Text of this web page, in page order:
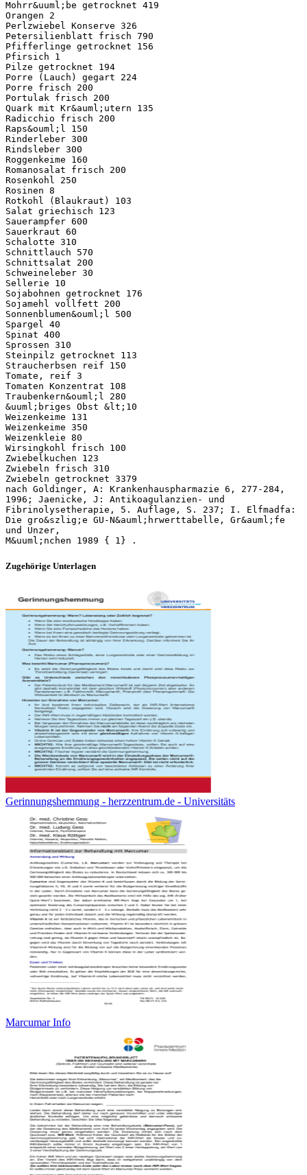
Mohrr&uuml;be getrocknet 419
Orangen 2
Perlzwiebel Konserve 326
Petersilienblatt frisch 790
Pfifferlinge getrocknet 156
Pfirsich 1
Pilze getrocknet 194
Porre (Lauch) gegart 224
Porre frisch 200
Portulak frisch 200
Quark mit Kr&auml;utern 135
Radicchio frisch 200
Raps&ouml;l 150
Rinderleber 300
Rindsleber 300
Roggenkeime 160
Romanosalat frisch 200
Rosenkohl 250
Rosinen 8
Rotkohl (Blaukraut) 103
Salat griechisch 123
Sauerampfer 600
Sauerkraut 60
Schalotte 310
Schnittlauch 570
Schnittsalat 200
Schweineleber 30
Sellerie 10
Sojabohnen getrocknet 176
Sojamehl vollfett 200
Sonnenblumen&ouml;l 500
Spargel 40
Spinat 400
Sprossen 310
Steinpilz getrocknet 113
Straucherbsen reif 150
Tomate, reif 3
Tomaten Konzentrat 108
Traubenkern&ouml;l 280
&uuml;briges Obst &lt;10
Weizenkeime 131
Weizenkeime 350
Weizenkleie 80
Wirsingkohl frisch 100
Zwiebelkuchen 123
Zwiebeln frisch 310
Zwiebeln getrocknet 3379
nach Goldinger, A: Krankenhauspharmazie 6, 277-284,
1996; Jaenicke, J: Antikoagulanzien- und
Fibrinolysetherapie, 5. Auflage, S. 237; I. Elfmadfa:
Die gro&szlig;e GU-N&auml;hrwerttabelle, Gr&auml;fe
und Unzer,
Zugehörige Unterlagen
Gerinnungshemmung - herzzentrum.de - Universitäts
Marcumar Info